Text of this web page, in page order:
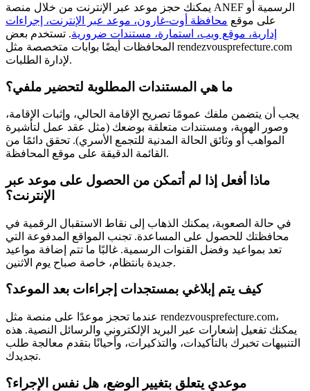
يمكنك حجز موعد عبر الإنترنت من خلال منصة ANEF الرسمية أو
على موقع محافظة أوت-غارون، موعد عبر الإنترنت، إجراءات
إدارية، موقع ويب، استمارة، مستندات ضرورية. تستخدم بعض
المحافظات أيضًا بوابات متخصصة مثل rendezvousprefecture.com
لإدارة الطلبات.
ما هي المستندات المطلوبة لتحضير ملفي؟
يجب أن يتضمن ملفك عمومًا تصريح الإقامة الحالي، وإثبات الإقامة،
وصور الهوية، ومستندات متعلقة بوضعك (مثل عقد عمل لتأشيرة
المواهب أو وثائق الحالة المدنية للتجمع الأسري). تحقق دائمًا من
القائمة الدقيقة على موقع المحافظة.
ماذا أفعل إذا لم أتمكن من الحصول على موعد عبر
الإنترنت؟
في حالة الصعوبة، يمكنك الذهاب إلى نقاط الاستقبال الرقمية في
محافظتك للحصول على المساعدة. تجنب المواقع المدفوعة التي
تعد بمواعيد وفضل القنوات الرسمية. غالبًا ما تتم إضافة مواعيد
جديدة بانتظام، خاصة صباح يوم الاثنين.
كيف يتم إبلاغي بمستجدات إجراءات بعد الموعد؟
عندما تحجز موعدًا على منصة مثل rendezvousprefecture.com،
يمكنك تفعيل إشعارات عبر البريد الإلكتروني والرسائل النصية. هذه
التنبيهات تخبرك بالتأكيدات، والتذكيرات، وأحيانًا بتقدم معالجة طلب
تجديدك.
موعدي يتعلق بتغيير الوضع، هل نفس الإجراء؟